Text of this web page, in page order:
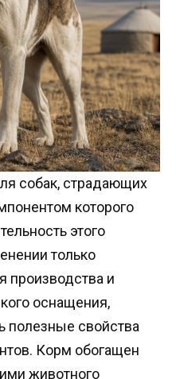
собак, страдающих
которого
этого
только
производства и
оснащения,
полезные свойства
Корм обогащен
животного